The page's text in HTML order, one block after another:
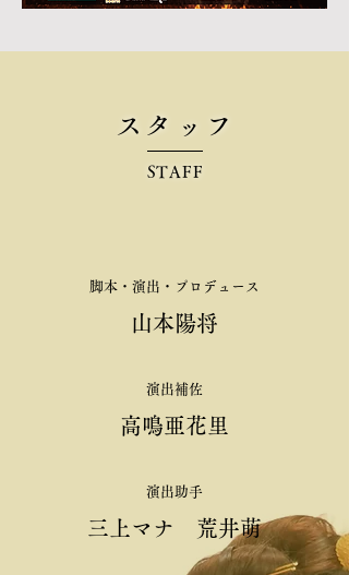
スタッフ
STAFF
脚本・演出・プロデュース
山本陽将
演出補佐
高鳴亜花里
演出助手
三上マナ 荒井萌